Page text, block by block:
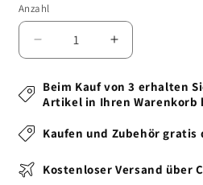
Anzahl
Anzahl
Verringere
die
Menge
für
nach
Erhöhe
die
Menge
für
-
nach
Beim Kauf von 3 erhalten
Artikel in Ihren Warenkorb
Kaufen und Zubehör gratis
Kostenloser Versand über